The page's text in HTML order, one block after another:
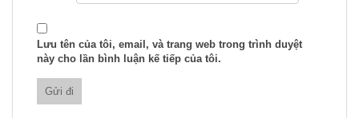
Lưu tên của tôi, email, và trang web trong trình duyệt
này cho lần bình luận kế tiếp của tôi.